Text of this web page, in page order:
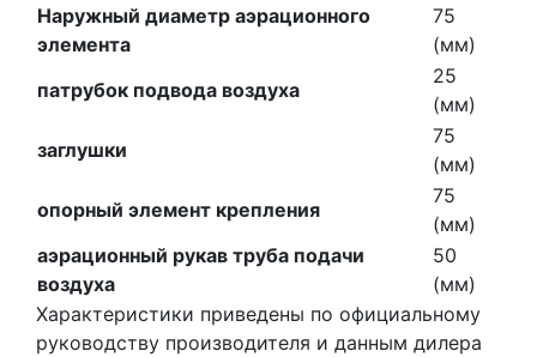
Наружный диаметр аэрационного
элемента
75
(мм)
патрубок подвода воздуха
25
(мм)
заглушки
75
(мм)
опорный элемент крепления
75
(мм)
аэрационный рукав труба подачи
воздуха
50
(мм)
Характеристики приведены по официальному
руководству производителя и данным дилера